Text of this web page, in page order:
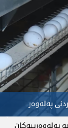
پەلەوەر